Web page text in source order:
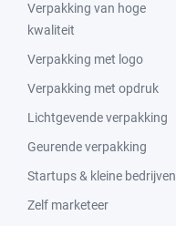
Verpakking van hoge
kwaliteit
Verpakking met logo
Verpakking met opdruk
Lichtgevende verpakking
Geurende verpakking
Startups & kleine bedrijven
Zelf marketeer